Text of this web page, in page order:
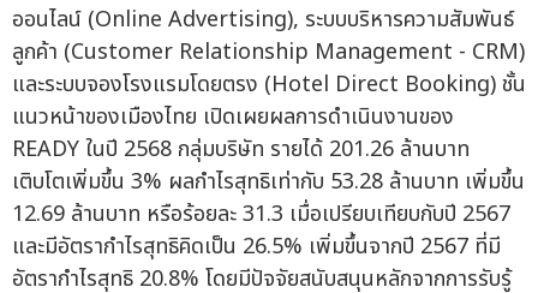
ออนไลน์ (Online Advertising), ระบบบริหารความสัมพันธ์
ลูกค้า (Customer Relationship Management - CRM)
และระบบจองโรงแรมโดยตรง (Hotel Direct Booking) ชั้น
แนวหน้าของเมืองไทย เปิดเผยผลการดำเนินงานของ
READY ในปี 2568 กลุ่มบริษัท รายได้ 201.26 ล้านบาท
เติบโตเพิ่มขึ้น 3% ผลกำไรสุทธิเท่ากับ 53.28 ล้านบาท เพิ่มขึ้น
12.69 ล้านบาท หรือร้อยละ 31.3 เมื่อเปรียบเทียบกับปี 2567
และมีอัตรากำไรสุทธิคิดเป็น 26.5% เพิ่มขึ้นจากปี 2567 ที่มี
อัตรากำไรสุทธิ 20.8% โดยมีปัจจัยสนับสนุนหลักจากการรับรู้